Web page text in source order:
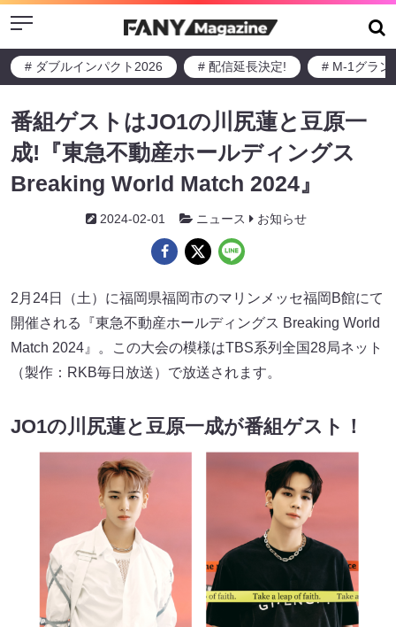
Menu
# ダブルインパクト2026 # 配信延長決定! # M-1グラン
番組ゲストはJO1の川尻蓮と豆原一
成!『東急不動産ホールディングス
Breaking World Match 2024』
2024-02-01 ニュース お知らせ
2月24日（土）に福岡県福岡市のマリンメッセ福岡B館にて
開催される『東急不動産ホールディングス Breaking World
Match 2024』。この大会の模様はTBS系列全国28局ネット
（製作：RKB毎日放送）で放送されます。
JO1の川尻蓮と豆原一成が番組ゲスト！